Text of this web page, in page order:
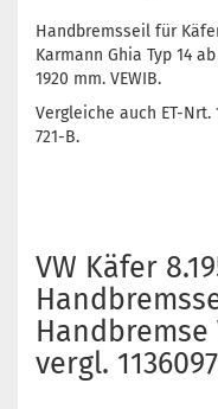
Handbremsseil für
Karmann Ghia Typ 14
1920 mm. VEWIB.
Vergleiche auch ET-Nrt.
721-B.
VW Käfer
Handbremse
vergl.